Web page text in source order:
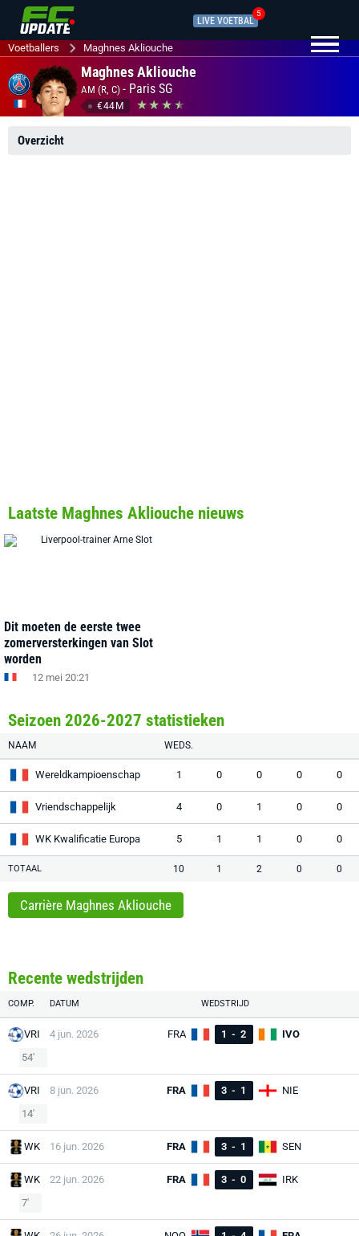
LIVE VOETBAL
5
Voetballers Maghnes Akliouche
Maghnes Akliouche
AM (R, C) - Paris SG
€44M
Overzicht
Laatste Maghnes Akliouche nieuws
Dit moeten de eerste twee
zomerversterkingen van Slot
worden
12 mei 20:21
Seizoen 2026-2027 statistieken
NAAM WEDS.
Wereldkampioenschap 1 0 0 0 0
Vriendschappelijk 4 0 1 0 0
WK Kwalificatie Europa 5 1 1 0 0
TOTAAL 10 1 2 0 0
Carrière Maghnes Akliouche
Recente wedstrijden
COMP. DATUM WEDSTRIJD
VRI 4 jun. 2026 FRA 1 - 2
IVO
54'
VRI 8 jun. 2026 FRA 3 - 1
NIE
14'
WK 16 jun. 2026 FRA 3 - 1 SEN
WK 22 jun. 2026 FRA 3 - 0
IRK
7'